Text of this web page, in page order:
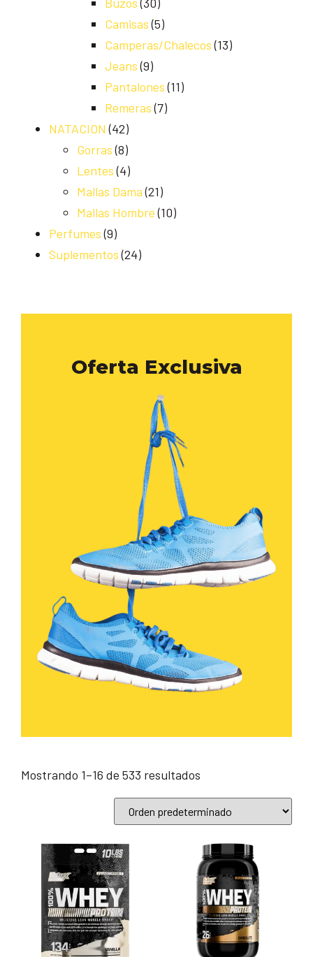
Camisas (5)
Camperas/Chalecos (13)
Jeans (9)
Pantalones (11)
Remeras (7)
NATACION (42)
Gorras (8)
Lentes (4)
Mallas Dama (21)
Mallas Hombre (10)
Perfumes (9)
Suplementos (24)
Oferta Exclusiva
Mostrando 1–16 de 533 resultados